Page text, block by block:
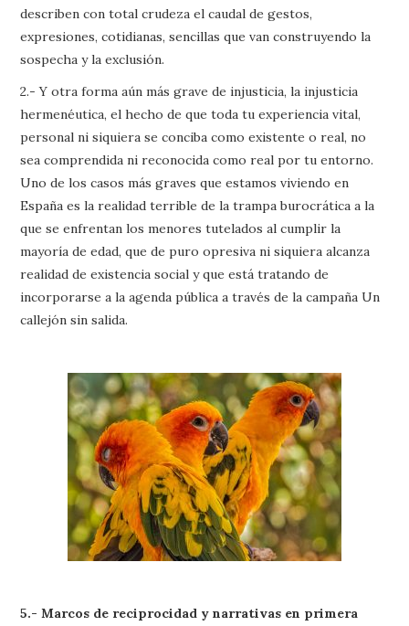
describen con total crudeza el caudal de gestos,
expresiones, cotidianas, sencillas que van construyendo la
sospecha y la exclusión.
2.- Y otra forma aún más grave de injusticia, la injusticia
hermenéutica, el hecho de que toda tu experiencia vital,
personal ni siquiera se conciba como existente o real, no
sea comprendida ni reconocida como real por tu entorno.
Uno de los casos más graves que estamos viviendo en
España es la realidad terrible de la trampa burocrática a la
que se enfrentan los menores tutelados al cumplir la
mayoría de edad, que de puro opresiva ni siquiera alcanza
realidad de existencia social y que está tratando de
incorporarse a la agenda pública a través de la campaña Un
callejón sin salida.
5.- Marcos de reciprocidad y narrativas en primera